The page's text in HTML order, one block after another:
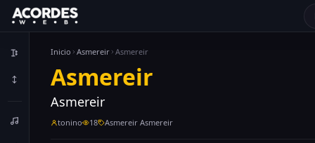
Inicio Asmereir Asmereir
Asmereir
Asmereir
tonino 18 Asmereir Asmereir